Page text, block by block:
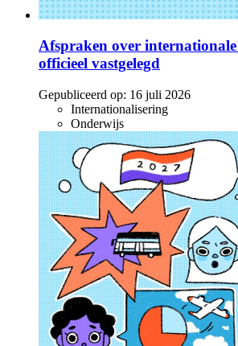
Afspraken over
officieel vastgelegd
Gepubliceerd op: 16 juli 2026
Internationalisering
Onderwijs